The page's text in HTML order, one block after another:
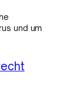
und um